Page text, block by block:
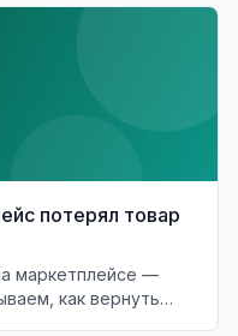
потерял товар
маркетплейсе —
как вернуть